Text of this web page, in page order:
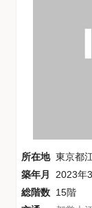
所在地 東京都
築年月
2023年
総階数 15階